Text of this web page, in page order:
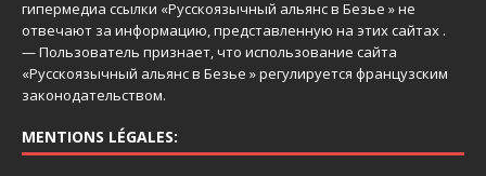
гипермедиа ссылки «Русскоязычный альянс в Безье » не
отвечают за информацию, представленную на этих сайтах .
— Пользователь признает, что использование сайта
«Русскоязычный альянс в Безье » регулируется французским
законодательством.
MENTIONS LÉGALES: